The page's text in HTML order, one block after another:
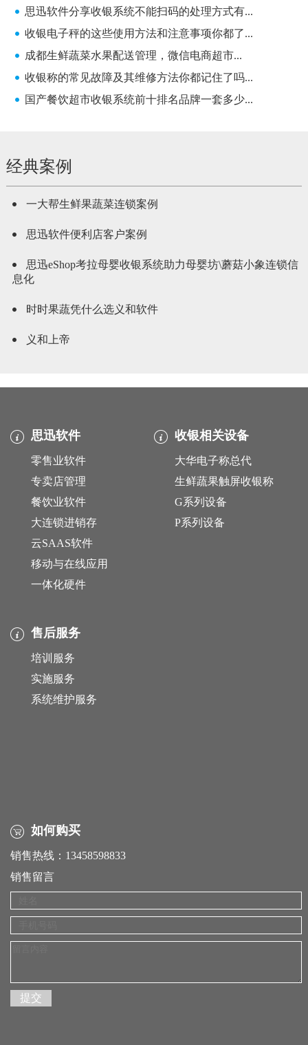
思迅软件分享收银系统不能扫码的处理方式有...
收银电子秤的这些使用方法和注意事项你都了...
成都生鲜蔬菜水果配送管理，微信电商超市...
收银称的常见故障及其维修方法你都记住了吗...
国产餐饮超市收银系统前十排名品牌一套多少...
经典案例
一大帮生鲜果蔬菜连锁案例
思迅软件便利店客户案例
思迅eShop考拉母婴收银系统助力母婴坊\蘑菇小象连锁信
息化
时时果蔬凭什么选义和软件
义和上帝
思迅软件
零售业软件
专卖店管理
餐饮业软件
大连锁进销存
云SAAS软件
移动与在线应用
一体化硬件
收银相关设备
大华电子称总代
生鲜蔬果触屏收银称
G系列设备
P系列设备
售后服务
培训服务
实施服务
系统维护服务
如何购买
销售热线：13458598833
销售留言